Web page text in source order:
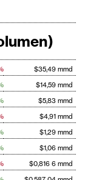
$35,49 mmd
$14,59 mmd
$5,83 mmd
$4,91 mmd
$1,29 mmd
$1,06 mmd
$0,816 6 mmd